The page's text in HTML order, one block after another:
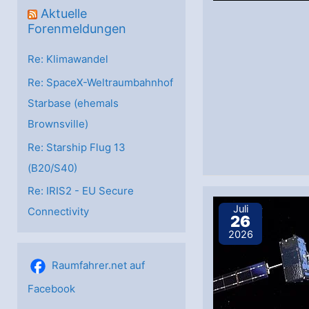
Aktuelle
Forenmeldungen
Re: Klimawandel
Re: SpaceX-Weltraumbahnhof
Starbase (ehemals
Brownsville)
Re: Starship Flug 13
(B20/S40)
Re: IRIS2 - EU Secure
Connectivity
Raumfahrer.net auf
Facebook
Juli
26
2026